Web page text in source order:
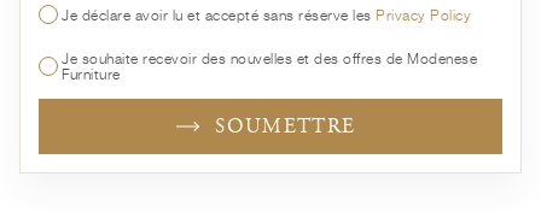
Je déclare avoir lu et accepté sans réserve lesPrivacy Policy
Je souhaite recevoir des nouvelles et des offres de Modenese
Furniture
SOUMETTRE